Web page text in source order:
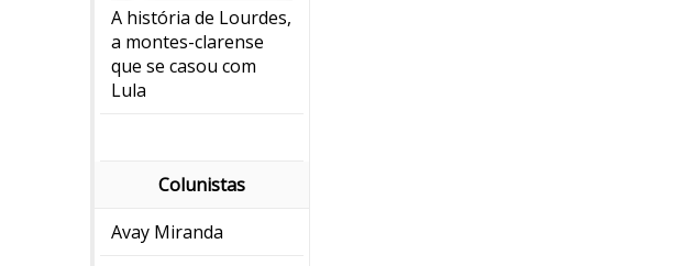
A história de Lourdes,
a montes-clarense
que se casou com
Lula
Colunistas
Avay Miranda